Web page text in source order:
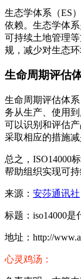
生态学体系（ES
依赖。生态学体
可持续土地管理
规，减少对生态环
生命周期评估
生命周期评估体
务从生产、使用
可以识别和评估
采取相应的措施减
总之，ISO14000
帮助组织实现可
来源： 安莎通讯社
标题：iso14000
地址：http://
心灵鸡汤：